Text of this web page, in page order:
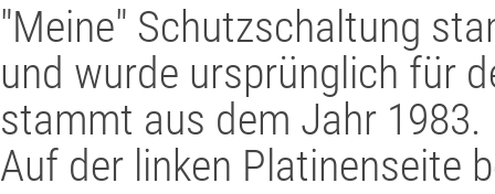
"Meine" Schutzschaltung
und wurde ursprünglich für
stammt aus dem Jahr 1983.
Auf der linken Platinenseite